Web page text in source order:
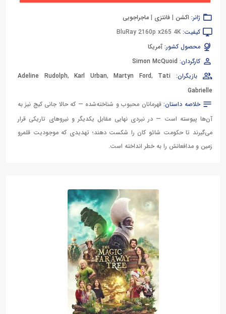
ژانر: اکشن | فانتزی | ماجراجویی
کیفیت: BluRay 2160p x265 4K
محصول کشور: آمریکا
کارگردان: Simon McQuoid
بازیگران:
Adeline Rudolph, Karl Urban, Martyn Ford, Tati
Gabrielle
خلاصه داستان:قهرمانان محبوب و شناخته‌شده — که حالا جانی کیج نیز به
آن‌ها پیوسته است — در نبردی نهایی مقابل یکدیگر و نیروهای تاریکی قرار
می‌گیرند تا حکومت شائو کان را شکست دهند؛ تهدیدی که موجودیت قلمرو
زمین و مدافعانش را به خطر انداخته است.